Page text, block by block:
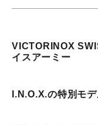
VICTORINOX
イスアーミー
I.N.O.X.の特別モ